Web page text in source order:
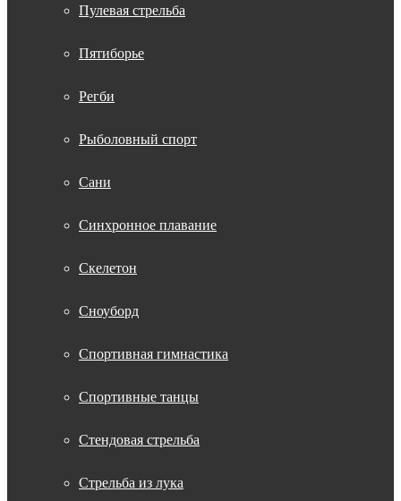
Пулевая стрельба
Пятиборье
Регби
Рыболовный спорт
Сани
Синхронное плавание
Скелетон
Сноуборд
Спортивная гимнастика
Спортивные танцы
Стендовая стрельба
Стрельба из лука